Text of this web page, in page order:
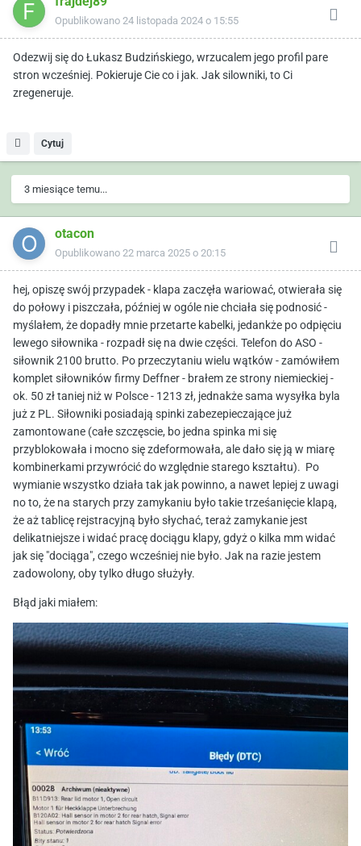
Opublikowano 24 listopada 2024 o 15:55
Odezwij się do Łukasz Budzińskiego, wrzucalem jego profil pare
stron wcześniej. Pokieruje Cie co i jak. Jak silowniki, to Ci
zregeneruje.
Cytuj
3 miesiące temu...
otacon
Opublikowano 22 marca 2025 o 20:15
hej, opiszę swój przypadek - klapa zaczęła wariować, otwierała się
do połowy i piszczała, później w ogóle nie chciała się podnosić -
myślałem, że dopadły mnie przetarte kabelki, jedankże po odpięciu
lewego siłownika - rozpadł się na dwie części. Telefon do ASO -
siłownik 2100 brutto. Po przeczytaniu wielu wątków - zamówiłem
komplet siłowników firmy Deffner - brałem ze strony niemieckiej -
ok. 50 zł taniej niż w Polsce - 1213 zł, jednakże sama wysyłka byla
już z PL. Siłowniki posiadają spinki zabezepieczające już
zamontowane (całe szczęscie, bo jedna spinka mi się
przyblokowała i mocno się zdeformowała, ale dało się ją w miarę
kombinerkami przywrócić do względnie starego kształtu). Po
wymianie wszystko działa tak jak powinno, a nawet lepiej z uwagi
no to, że na starych przy zamykaniu było takie trześanięcie klapą,
że aż tablicę rejstracyjną było słychać, teraż zamykanie jest
delikatniejsze i widać pracę dociągu klapy, gdyż o kilka mm widać
jak się "dociąga", czego wcześniej nie było. Jak na razie jestem
zadowolony, oby tylko długo służyły.
Błąd jaki miałem: